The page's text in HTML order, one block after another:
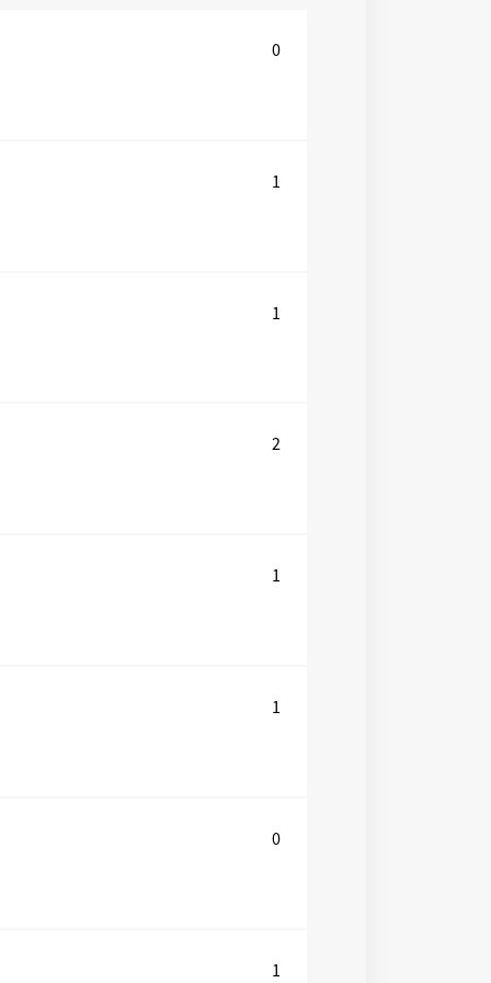
0
1
1
2
1
1
0
1